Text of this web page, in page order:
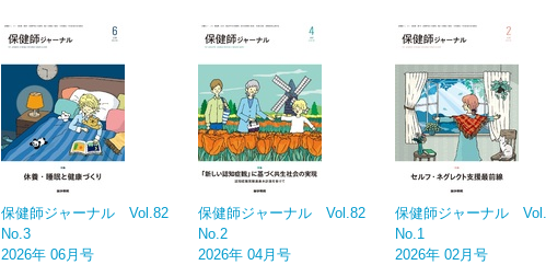
保健師ジャーナル Vol.82
No.3
2026年 06月号
保健師ジャーナル Vol.82
No.2
2026年 04月号
保健師ジャーナル
No.1
2026年 02月号